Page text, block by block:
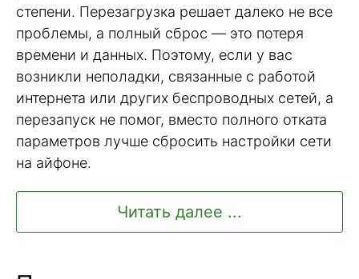
степени. Перезагрузка решает далеко не все
проблемы, а полный сброс — это потеря
времени и данных. Поэтому, если у вас
возникли неполадки, связанные с работой
интернета или других беспроводных сетей, а
перезапуск не помог, вместо полного отката
параметров лучше сбросить настройки сети
на айфоне.
Читать далее ...